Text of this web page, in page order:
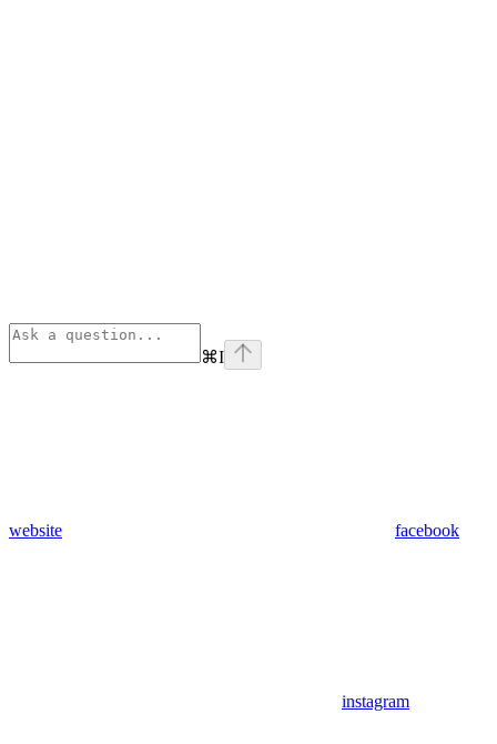
⌘I
website facebook
instagram